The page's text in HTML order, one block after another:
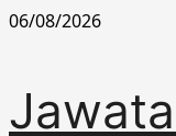
Skip
06/08/2026